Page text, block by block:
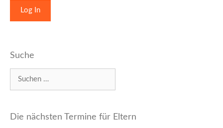
Suche
Die nächsten Termine für Eltern